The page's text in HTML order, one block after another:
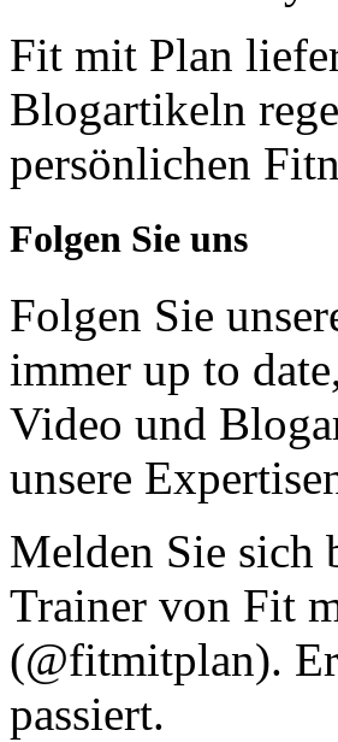
Fit mit Plan
Blogartikeln
persönlichen
Folgen Sie uns
Folgen Sie
immer up to
Video und
unsere
Melden Sie sich
Trainer von Fit
(@fitmitplan).
passiert.